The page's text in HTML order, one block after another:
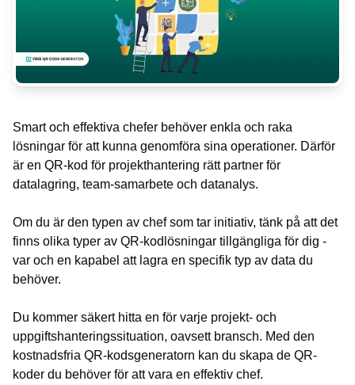
Smart och effektiva chefer behöver enkla och raka
lösningar för att kunna genomföra sina operationer. Därför
är en QR-kod för projekthantering rätt partner för
datalagring, team-samarbete och datanalys.
Om du är den typen av chef som tar initiativ, tänk på att det
finns olika typer av QR-kodlösningar tillgängliga för dig -
var och en kapabel att lagra en specifik typ av data du
behöver.
Du kommer säkert hitta en för varje projekt- och
uppgiftshanteringssituation, oavsett bransch. Med den
kostnadsfria QR-kodsgeneratorn kan du skapa de QR-
koder du behöver för att vara en effektiv chef.